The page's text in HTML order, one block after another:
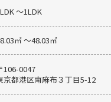
〜1LDK
㎡ 〜48.03㎡
106-0047
京都港区南麻布３丁目5-12